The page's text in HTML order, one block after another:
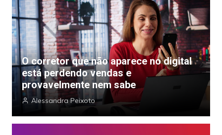
O corretor que não aparece no digital
está perdendo vendas e
provavelmente nem sabe
Alessandra Peixoto